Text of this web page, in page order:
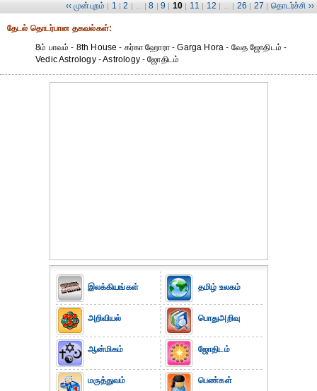
‹‹ முன்புறம் | 1 | 2 | ... | 8 | 9 | 10 | 11 | 12 | ... | 26 | 27 | தொடர்ச்சி ››
தேட‌ல் தொட‌ர்பான தகவ‌ல்க‌ள்:
8ம் பாவம் - 8th House - கர்கா ஹோரா - Garga Hora - வேத ஜோதிடம் -
Vedic Astrology - Astrology - ஜோதிடம்
இலக்கியங்கள்
அறிவியல்
ஆன்மிகம்
மருத்துவம்
தமிழ் உலகம்
பொதுஅறிவு
ஜோதிடம்
பெண்கள்